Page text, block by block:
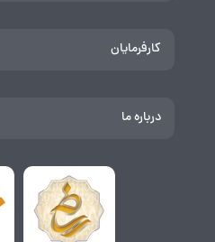
کارفرمایان
درباره ما